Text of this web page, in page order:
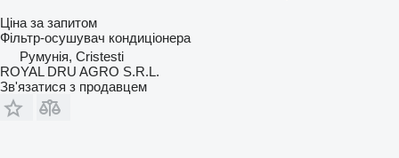
Ціна за запитом
Фільтр-осушувач кондиціонера
Румунія, Cristesti
ROYAL DRU AGRO S.R.L.
Зв'язатися з продавцем